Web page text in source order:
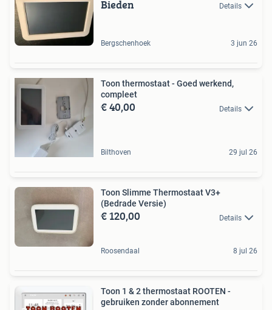
Bieden Details
Bergschenhoek 3 jun 26
Toon thermostaat - Goed werkend,
compleet
€ 40,00 Details
Bilthoven 29 jul 26
Toon Slimme Thermostaat V3+
(Bedrade Versie)
€ 120,00 Details
Roosendaal 8 jul 26
Toon 1 & 2 thermostaat ROOTEN -
gebruiken zonder abonnement